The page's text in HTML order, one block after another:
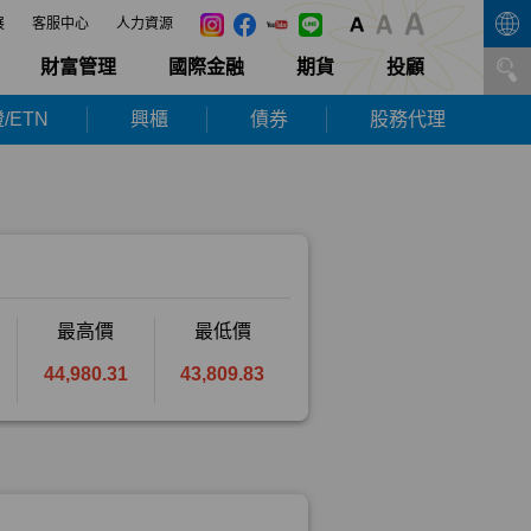
客服中心 人力資源
財富管理 國際金融 期貨 投顧
ETN 興櫃 債券 股務代理